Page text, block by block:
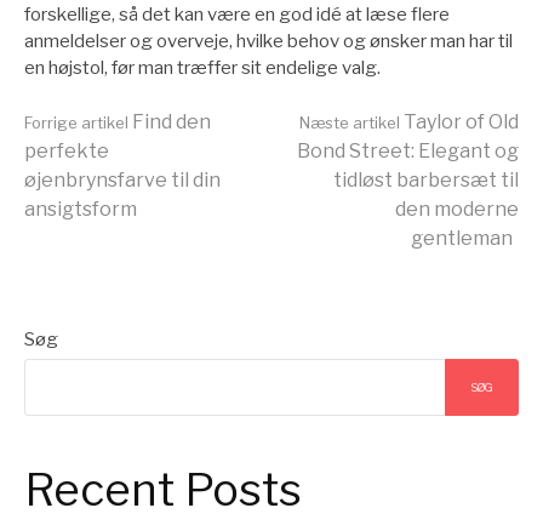
forskellige, så det kan være en god idé at læse flere
anmeldelser og overveje, hvilke behov og ønsker man har til
en højstol, før man træffer sit endelige valg.
Læs
videre
Forrige artikel Find den
perfekte
øjenbrynsfarve til din
ansigtsform
Næste artikel Taylor of Old
Bond Street: Elegant og
tidløst barbersæt til
den moderne
gentleman
Søg
SØG
Recent Posts